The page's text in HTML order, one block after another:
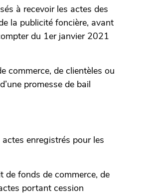
à recevoir les actes des
la publicité foncière, avant
du 1er janvier 2021
commerce, de clientèles ou
promesse de bail
enregistrés pour les
fonds de commerce, de
portant cession